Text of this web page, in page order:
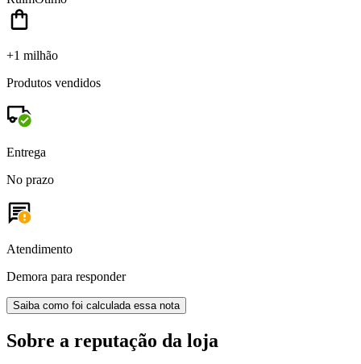
+1 milhão
Produtos vendidos
Entrega
No prazo
Atendimento
Demora para responder
Saiba como foi calculada essa nota
Sobre a reputação da loja